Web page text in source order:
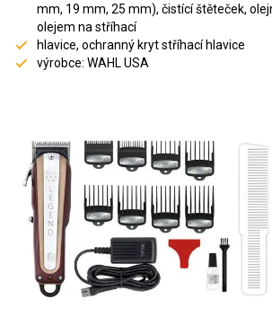
mm, 19 mm, 25 mm), čistící štěteček,
olejem na stříhací
hlavice, ochranný kryt stříhací hlavice
výrobce: WAHL USA